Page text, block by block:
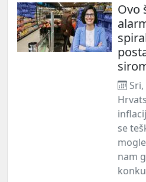
Ovo
se
nam